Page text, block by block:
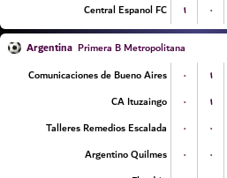
Central Espanol FC
۱ ۰
Argentina Primera B Metropolitana
Comunicaciones de Bueno Aires
۰ ۱
CA Ituzaingo
۰ ۱
Talleres Remedios Escalada
۰ ۰
Argentino Quilmes
۰ ۰